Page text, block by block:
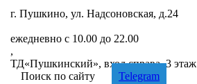
г. Пушкино, ул. Надсоновская, д.24
ежедневно с 10.00 до 22.00
,
ТД«Пушкинский», вход справа, 3 этаж
Поиск по сайту
Telegram